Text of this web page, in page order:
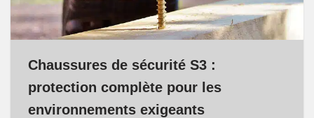
Chaussures de sécurité S3 :
protection complète pour les
environnements exigeants